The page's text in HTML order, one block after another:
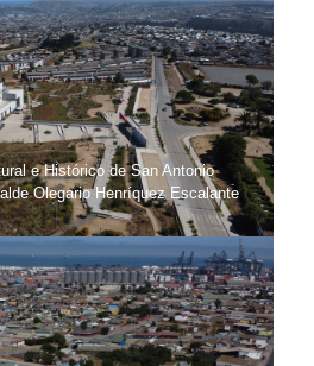
e Histórico de San Antonio
Olegario Henríquez Escalante